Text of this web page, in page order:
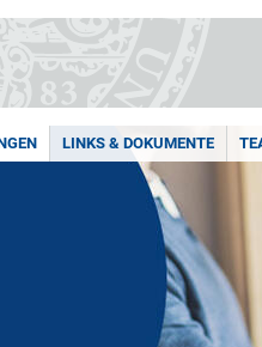
LINKS & DOKUMENTE